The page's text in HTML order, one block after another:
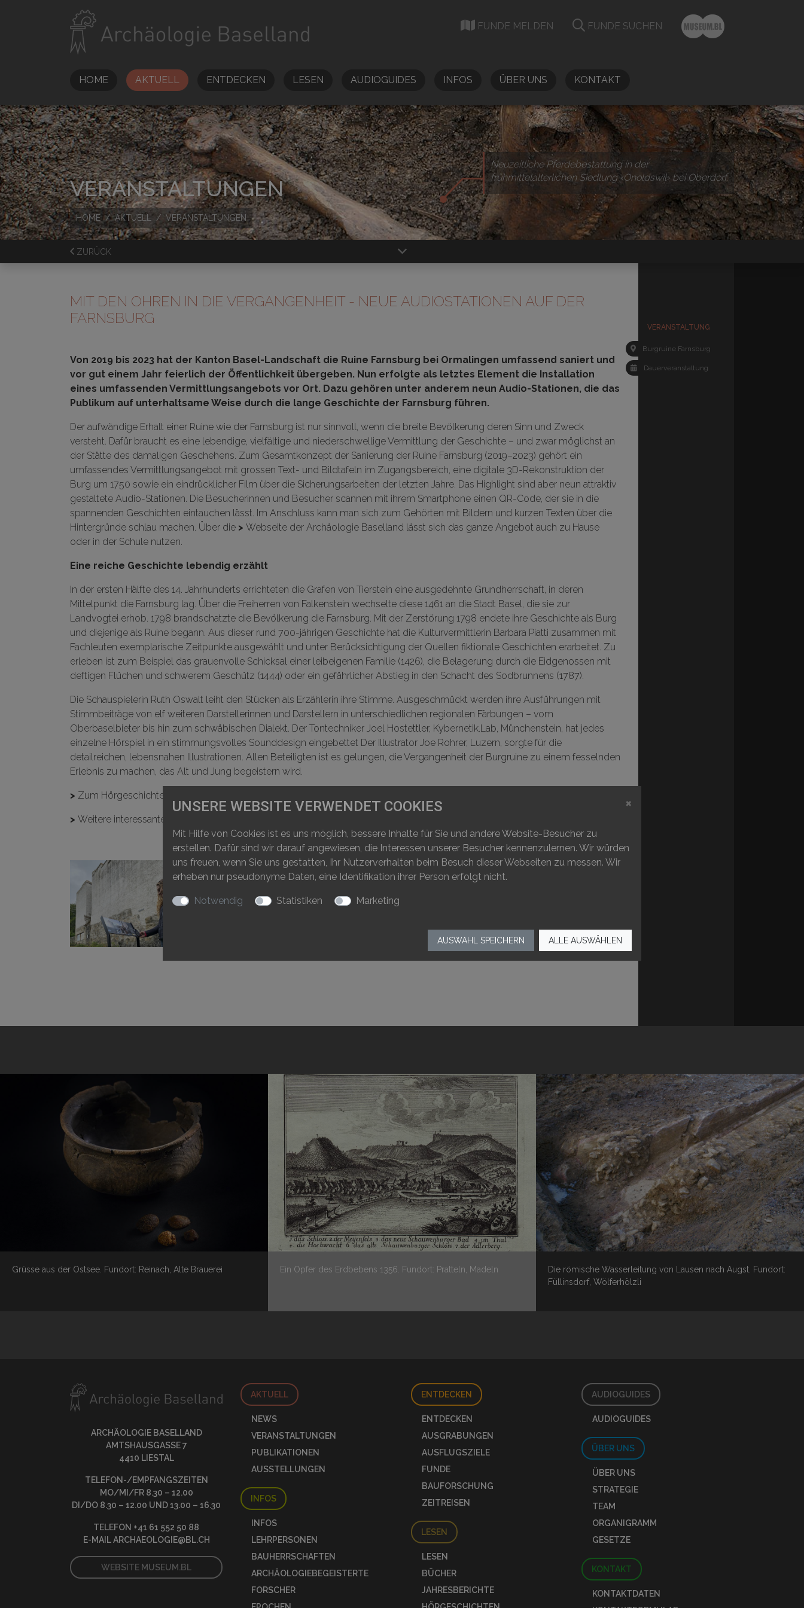
FUNDE MELDEN FUNDE SUCHEN
HOME AKTUELL ENTDECKEN LESEN AUDIOGUIDES INFOS ÜBER UNS KONTAKT
VERANSTALTUNGEN
HOME AKTUELL VERANSTALTUNGEN
Neuzeitliche Pferdebestattung in der
frühmittelalterlichen Siedlung ‹Onoldswil› bei Oberdorf.
ZURÜCK
MIT DEN OHREN IN DIE VERGANGENHEIT - NEUE AUDIOSTATIONEN AUF DER
FARNSBURG
Von 2019 bis 2023 hat der Kanton Basel-Landschaft die Ruine Farnsburg bei Ormalingen umfassend saniert und
vor gut einem Jahr feierlich der Öffentlichkeit übergeben. Nun erfolgte als letztes Element die Installation
eines umfassenden Vermittlungsangebots vor Ort. Dazu gehören unter anderem neun Audio-Stationen, die das
Publikum auf unterhaltsame Weise durch die lange Geschichte der Farnsburg führen.
Der aufwändige Erhalt einer Ruine wie der Farnsburg ist nur sinnvoll, wenn die breite Bevölkerung deren Sinn und Zweck
versteht. Dafür braucht es eine lebendige, vielfältige und niederschwellige Vermittlung der Geschichte – und zwar möglichst an
der Stätte des damaligen Geschehens. Zum Gesamtkonzept der Sanierung der Ruine Farnsburg (2019–2023) gehört ein
umfassendes Vermittlungsangebot mit grossen Text- und Bildtafeln im Zugangsbereich, eine digitale 3D-Rekonstruktion der
Burg um 1750 sowie ein eindrücklicher Film über die Sicherungsarbeiten der letzten Jahre. Das Highlight sind aber neun attraktiv
gestaltete Audio-Stationen. Die Besucherinnen und Besucher scannen mit ihrem Smartphone einen QR-Code, der sie in die
spannenden Geschichten eintauchen lässt. Im Anschluss kann man sich zum Gehörten mit Bildern und kurzen Texten über die
Hintergründe schlau machen. Über die > Webseite der Archäologie Baselland lässt sich das ganze Angebot auch zu Hause
oder in der Schule nutzen.
Eine reiche Geschichte lebendig erzählt
In der ersten Hälfte des 14. Jahrhunderts errichteten die Grafen von Tierstein eine ausgedehnte Grundherrschaft, in deren
Mittelpunkt die Farnsburg lag. Über die Freiherren von Falkenstein wechselte diese 1461 an die Stadt Basel, die sie zur
Landvogtei erhob. 1798 brandschatzte die Bevölkerung die Farnsburg. Mit der Zerstörung 1798 endete ihre Geschichte als Burg
und diejenige als Ruine begann. Aus dieser rund 700-jährigen Geschichte hat die Kulturvermittlerin Barbara Piatti zusammen mit
Fachleuten exemplarische Zeitpunkte ausgewählt und unter Berücksichtigung der Quellen fiktionale Geschichten erarbeitet. Zu
erleben ist zum Beispiel das grauenvolle Schicksal einer leibeigenen Familie (1426), die Belagerung durch die Eidgenossen mit
deftigen Flüchen und schwerem Geschütz (1444) oder ein gefährlicher Abstieg in den Schacht des Sodbrunnens (1787).
Die Schauspielerin Ruth Oswalt leiht den Stücken als Erzählerin ihre Stimme. Ausgeschmückt werden ihre Ausführungen mit
Stimmbeiträge von elf weiteren Darstellerinnen und Darstellern in unterschiedlichen regionalen Färbungen – vom
Oberbaselbieter bis hin zum schwäbischen Dialekt. Der Tontechniker Joel Hostettler, Kybernetik.Lab, Münchenstein, hat jedes
einzelne Hörspiel in ein stimmungsvolles Sounddesign eingebettet Der Illustrator Joe Rohrer, Luzern, sorgte für die
detailreichen, lebensnahen Illustrationen. Allen Beteiligten ist es gelungen, die Vergangenheit der Burgruine zu einem fesselnden
Erlebnis zu machen, das Alt und Jung begeistern wird.
> Zum Hörgeschichten-Portal
> Weitere interessante Fakten zur bewegten Geschichte der Burgruine sowie eine eindrückliche 3D-Rekonstruktion.
VERANSTALTUNG
Burgruine Farnsburg
Dauerveranstaltung
Grüsse aus der Ostsee. Fundort: Reinach, Alte Brauerei Ein Opfer des Erdbebens 1356. Fundort: Pratteln, Madeln Die römische Wasserleitung von Lausen nach Augst. Fundort:
Füllinsdorf, Wölferhölzli
ARCHÄOLOGIE BASELLAND
AMTSHAUSGASSE 7
4410 LIESTAL
TELEFON-/EMPFANGSZEITEN
MO/MI/FR 8.30 – 12.00
DI/DO 8.30 – 12.00 UND 13.00 – 16.30
TELEFON +41 61 552 50 88
E-MAILARCHAEOLOGIE@BL.CH
WEBSITE MUSEUM.BL
AKTUELL
NEWS
VERANSTALTUNGEN
PUBLIKATIONEN
AUSSTELLUNGEN
INFOS
INFOS
LEHRPERSONEN
BAUHERRSCHAFTEN
ARCHÄOLOGIEBEGEISTERTE
FORSCHER
ENTDECKEN
ENTDECKEN
AUSGRABUNGEN
AUSFLUGSZIELE
FUNDE
BAUFORSCHUNG
ZEITREISEN
LESEN
LESEN
BÜCHER
JAHRESBERICHTE
AUDIOGUIDES
AUDIOGUIDES
ÜBER UNS
ÜBER UNS
STRATEGIE
TEAM
ORGANIGRAMM
GESETZE
KONTAKT
KONTAKTDATEN
UNSERE WEBSITE VERWENDET COOKIES ×
Mit Hilfe von Cookies ist es uns möglich, bessere Inhalte für Sie und andere Website-Besucher zu
erstellen. Dafür sind wir darauf angewiesen, die Interessen unserer Besucher kennenzulernen. Wir würden
uns freuen, wenn Sie uns gestatten, Ihr Nutzerverhalten beim Besuch dieser Webseiten zu messen. Wir
erheben nur pseudonyme Daten, eine Identifikation ihrer Person erfolgt nicht.
Notwendig Statistiken Marketing
AUSWAHL SPEICHERN ALLE AUSWÄHLEN